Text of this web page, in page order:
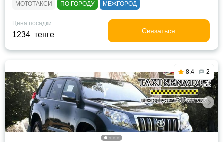
МОТОТАКСИ ПО ГОРОДУ МЕЖГОРОД
Цена посадки
1234 тенге Связаться
8.4 2